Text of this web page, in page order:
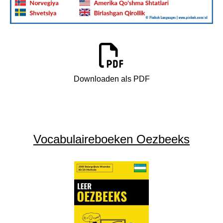
Downloaden als PDF
Vocabulaireboeken Oezbeeks